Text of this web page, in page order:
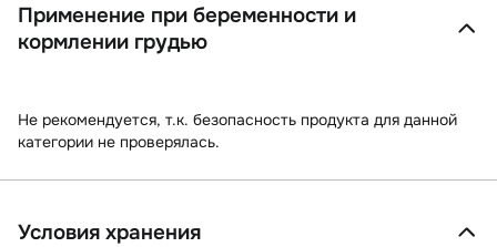
Применение при беременности и
кормлении грудью
Не рекомендуется, т.к. безопасность продукта для данной
категории не проверялась.
Условия хранения